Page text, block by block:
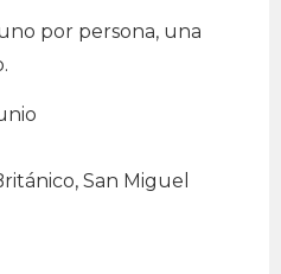
por persona, una
San Miguel